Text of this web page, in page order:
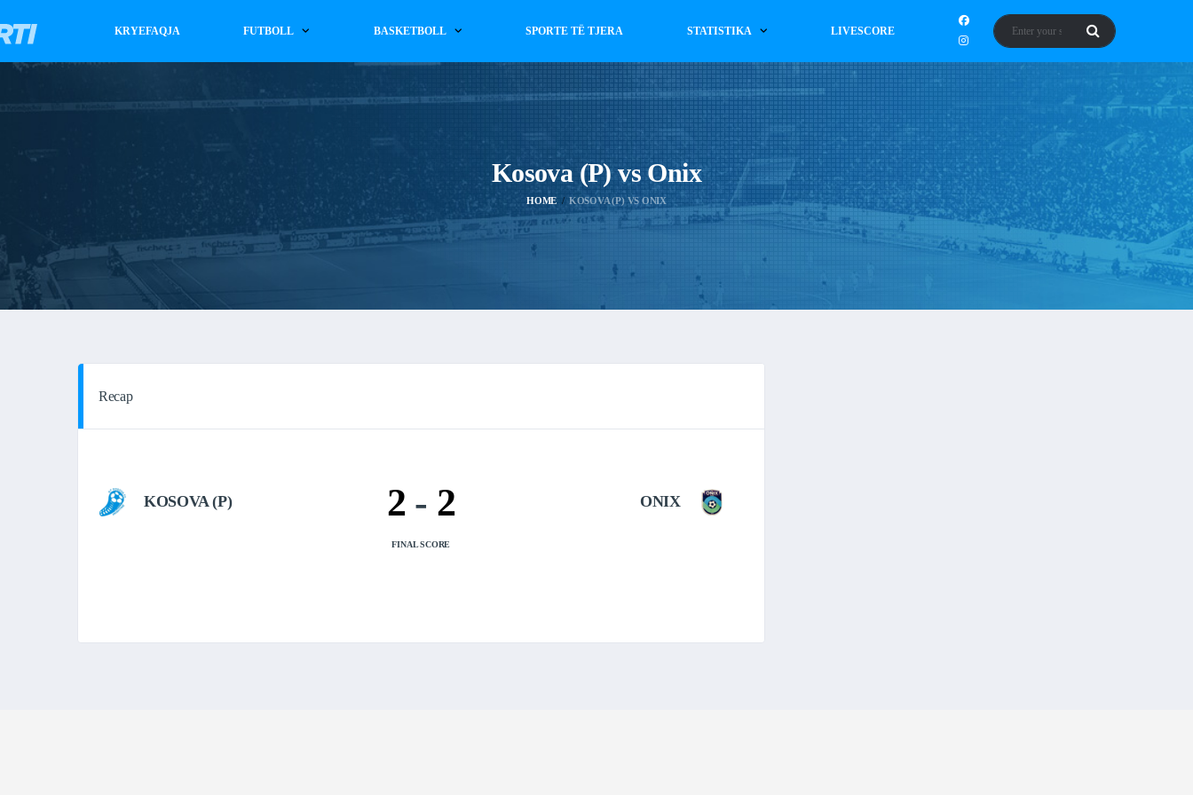
KRYEFAQJA FUTBOLL BASKETBOLL SPORTE TË TJERA STATISTIKA LIVESCORE
Kosova (P) vs Onix
HOME KOSOVA (P) VS ONIX
Recap
KOSOVA (P) ONIX
2 - 2
FINAL SCORE